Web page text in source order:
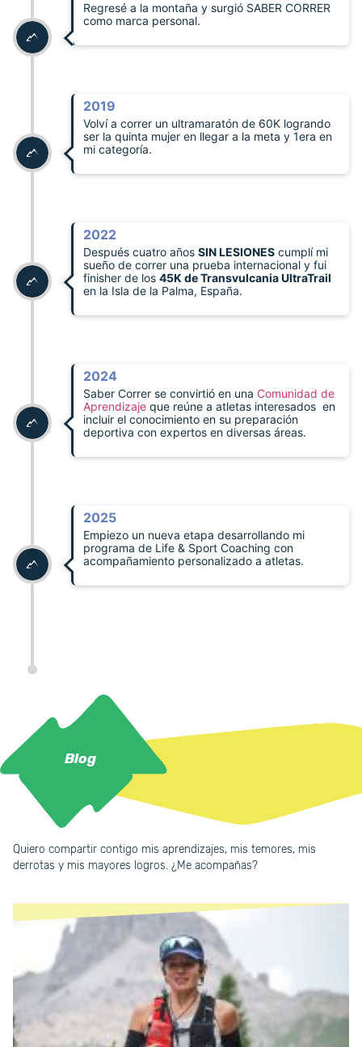
Regresé a la montaña y surgió SABER CORRER
como marca personal.
2019
Volví a correr un ultramaratón de 60K logrando
ser la quinta mujer en llegar a la meta y 1era en
mi categoría.
2022
Después cuatro años SIN LESIONES cumplí mi
sueño de correr una prueba internacional y fui
finisher de los 45K de Transvulcania UltraTrail
en la Isla de la Palma, España.
2024
Saber Correr se convirtió en una Comunidad de
Aprendizaje que reúne a atletas interesados en
incluir el conocimiento en su preparación
deportiva con expertos en diversas áreas.
2025
Empiezo un nueva etapa desarrollando mi
programa de Life & Sport Coaching con
acompañamiento personalizado a atletas.
Blog
Quiero compartir contigo mis aprendizajes, mis temores, mis
derrotas y mis mayores logros. ¿Me acompañas?